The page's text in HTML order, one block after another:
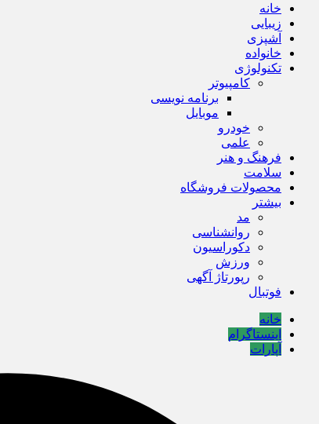
خانه
زیبایی
آشپزی
خانواده
تکنولوژی
کامپیوتر
برنامه نویسی
موبایل
خودرو
علمی
فرهنگ و هنر
سلامت
محصولات فروشگاه
بیشتر
مد
روانشناسی
دکوراسیون
ورزش
رپورتاژ آگهی
فوتبال
خانه
اینستاگرام
آپارات